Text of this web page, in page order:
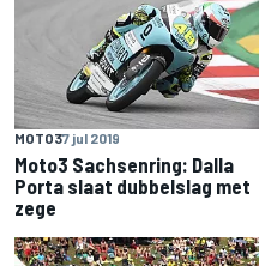
MOTO37 jul 2019
Moto3 Sachsenring: Dalla
Porta slaat dubbelslag met
zege